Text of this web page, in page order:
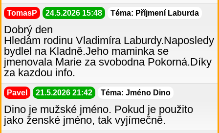
TomasP 24.5.2026 15:48 Téma: Příjmení Laburda
Dobrý den
Hledám rodinu Vladimíra Laburdy.Naposledy
bydlel na Kladně.Jeho maminka se
jmenovala Marie za svobodna Pokorná.Díky
za kazdou info.
Pavel 21.5.2026 21:42 Téma: Jméno Dino
Dino je mužské jméno. Pokud je použito
jako ženské jméno, tak vyjímečně.